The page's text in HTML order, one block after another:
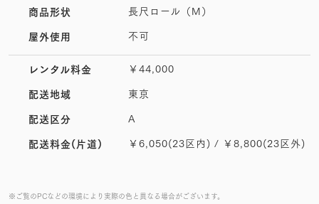
※ご覧のPCなどの環境により実際の色と異なる場合がございます。
商品形状 長尺ロール（M）
屋外使用 不可
レンタル料金 ￥44,000
配送地域 東京
配送区分 A
配送料金(片道) ￥6,050(23区内) / ￥8,800(23区外)